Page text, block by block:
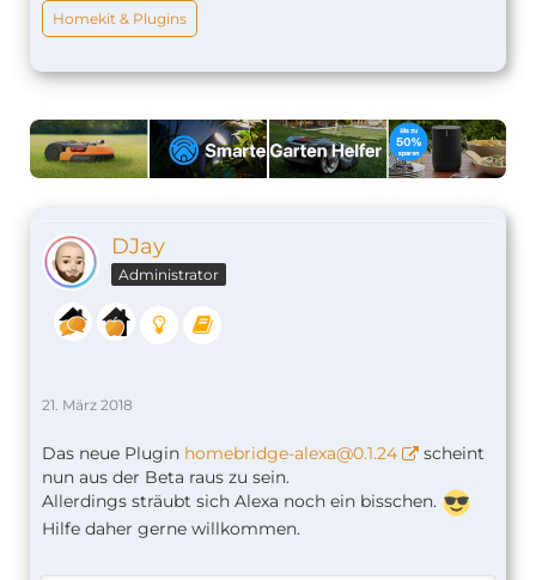
Homekit & Plugins
DJay
Administrator
21. März 2018
Das neue Plugin homebridge-alexa@0.1.24
scheint
nun aus der Beta raus zu sein.
Allerdings sträubt sich Alexa noch ein bisschen.
Hilfe daher gerne willkommen.